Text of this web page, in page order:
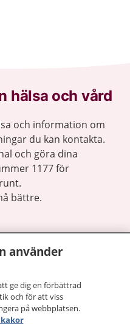
hälsa och vård
och information om
du kan kontakta.
och göra dina
1177 för
bättre.
använder
ge dig en förbättrad
och för att viss
på webbplatsen.